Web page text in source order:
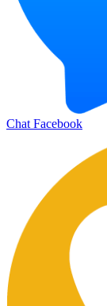
Chat Facebook